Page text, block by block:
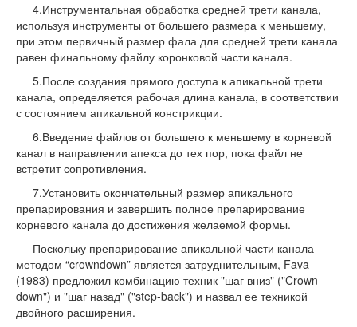
4.Инструментальная обработка средней трети канала,
используя инструменты от большего размера к меньшему,
при этом первичный размер фала для средней трети канала
равен финальному файлу коронковой части канала.
5.После создания прямого доступа к апикальной трети
канала, определяется рабочая длина канала, в соответствии
с состоянием апикальной констрикции.
6.Введение файлов от большего к меньшему в корневой
канал в направлении апекса до тех пор, пока файл не
встретит сопротивления.
7.Установить окончательный размер апикального
препарирования и завершить полное препарирование
корневого канала до достижения желаемой формы.
Поскольку препарирование апикальной части канала
методом “crowndown” является затруднительным, Fava
(1983) предложил комбинацию техник "шаг вниз" ("Crown -
down") и "шаг назад" ("step-back") и назвал ее техникой
двойного расширения.